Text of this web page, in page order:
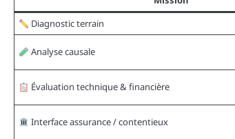
Diagnostic terrain
Analyse causale
Évaluation technique & financière
Interface assurance / contentieux